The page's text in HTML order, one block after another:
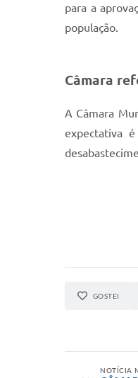
para a
população.
Câmara
A Câmara
expectativa
GOSTEI
NOTÍCIA